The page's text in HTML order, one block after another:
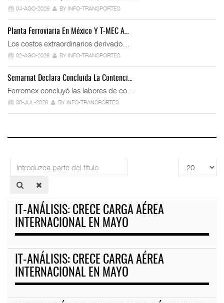
04-AGO-2026 BY INFO-TRANSPORTES
Planta Ferroviaria En México Y T-MEC A…
Los costos extraordinarios derivado…
02-AGO-2026 BY INFO-TRANSPORTES
Semarnat Declara Concluida La Contenci…
Ferromex concluyó las labores de co…
30-JUL-2026 BY INFO-TRANSPORTES
Introduzca
parte
del
Cantidad
a
IT-ANÁLISIS: CRECE CARGA AÉREA
INTERNACIONAL EN MAYO
IT-ANÁLISIS: CRECE CARGA AÉREA
INTERNACIONAL EN MAYO